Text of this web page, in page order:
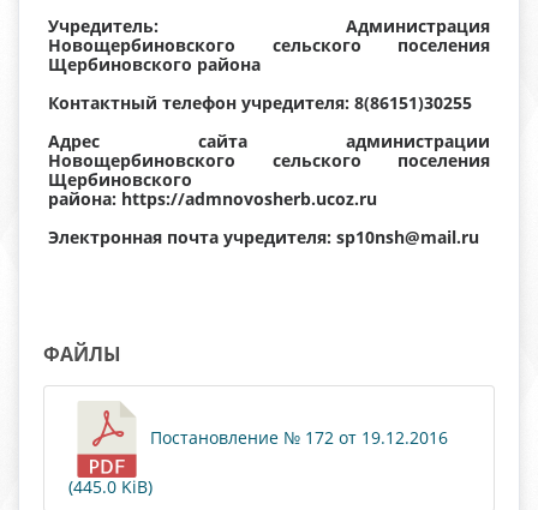
Учредитель: Администрация
Новощербиновского сельского поселения
Щербиновского района
Контактный телефон учредителя: 8(86151)30255
Адрес сайта администрации
Новощербиновского сельского поселения
Щербиновского
района: https://admnovosherb.ucoz.ru
Электронная почта учредителя: sp10nsh@mail.ru
ФАЙЛЫ
Постановление № 172 от 19.12.2016
(445.0 KiB)